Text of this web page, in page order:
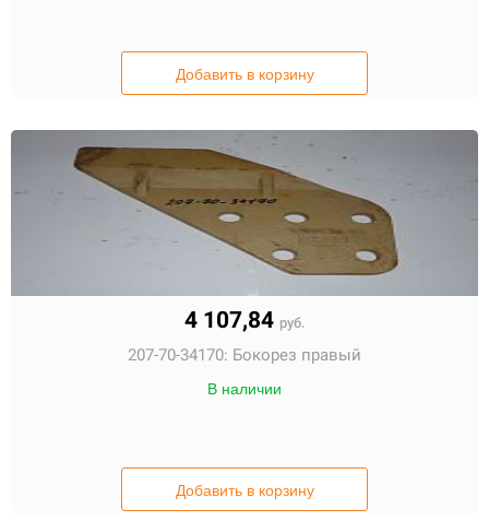
Добавить в корзину
4 107,84 руб.
207-70-34170: Бокорез правый
В наличии
Добавить в корзину